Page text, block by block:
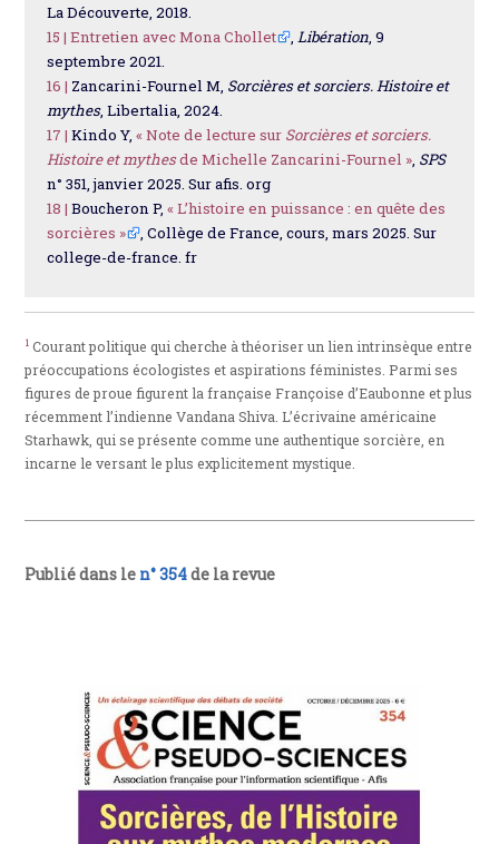
La Découverte, 2018.
15 | Entretien avec Mona Chollet ,Libération, 9
septembre 2021.
16 | Zancarini-Fournel M, Sorcières et sorciers. Histoire et
mythes, Libertalia, 2024.
17 | Kindo Y,« Note de lecture sur Sorcières et sorciers.
Histoire et mythesde Michelle Zancarini-Fournel », SPS
n° 351, janvier 2025. Sur afis. org
18 | Boucheron P,« L’histoire en puissance : en quête des
sorcières »
, Collège de France, cours, mars 2025. Sur
college-de-france. fr
1 Courant politique qui cherche à théoriser un lien intrinsèque entre
préoccupations écologistes et aspirations féministes. Parmi ses
figures de proue figurent la française Françoise d’Eaubonne et plus
récemment l’indienne Vandana Shiva. L’écrivaine américaine
Starhawk, qui se présente comme une authentique sorcière, en
incarne le versant le plus explicitement mystique.
Publié dans le n° 354de la revue